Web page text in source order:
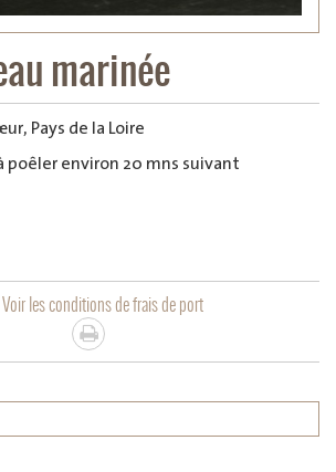
marinée
Pays de la Loire
poêler environ 20 mns suivant
Voir les conditions de frais de port